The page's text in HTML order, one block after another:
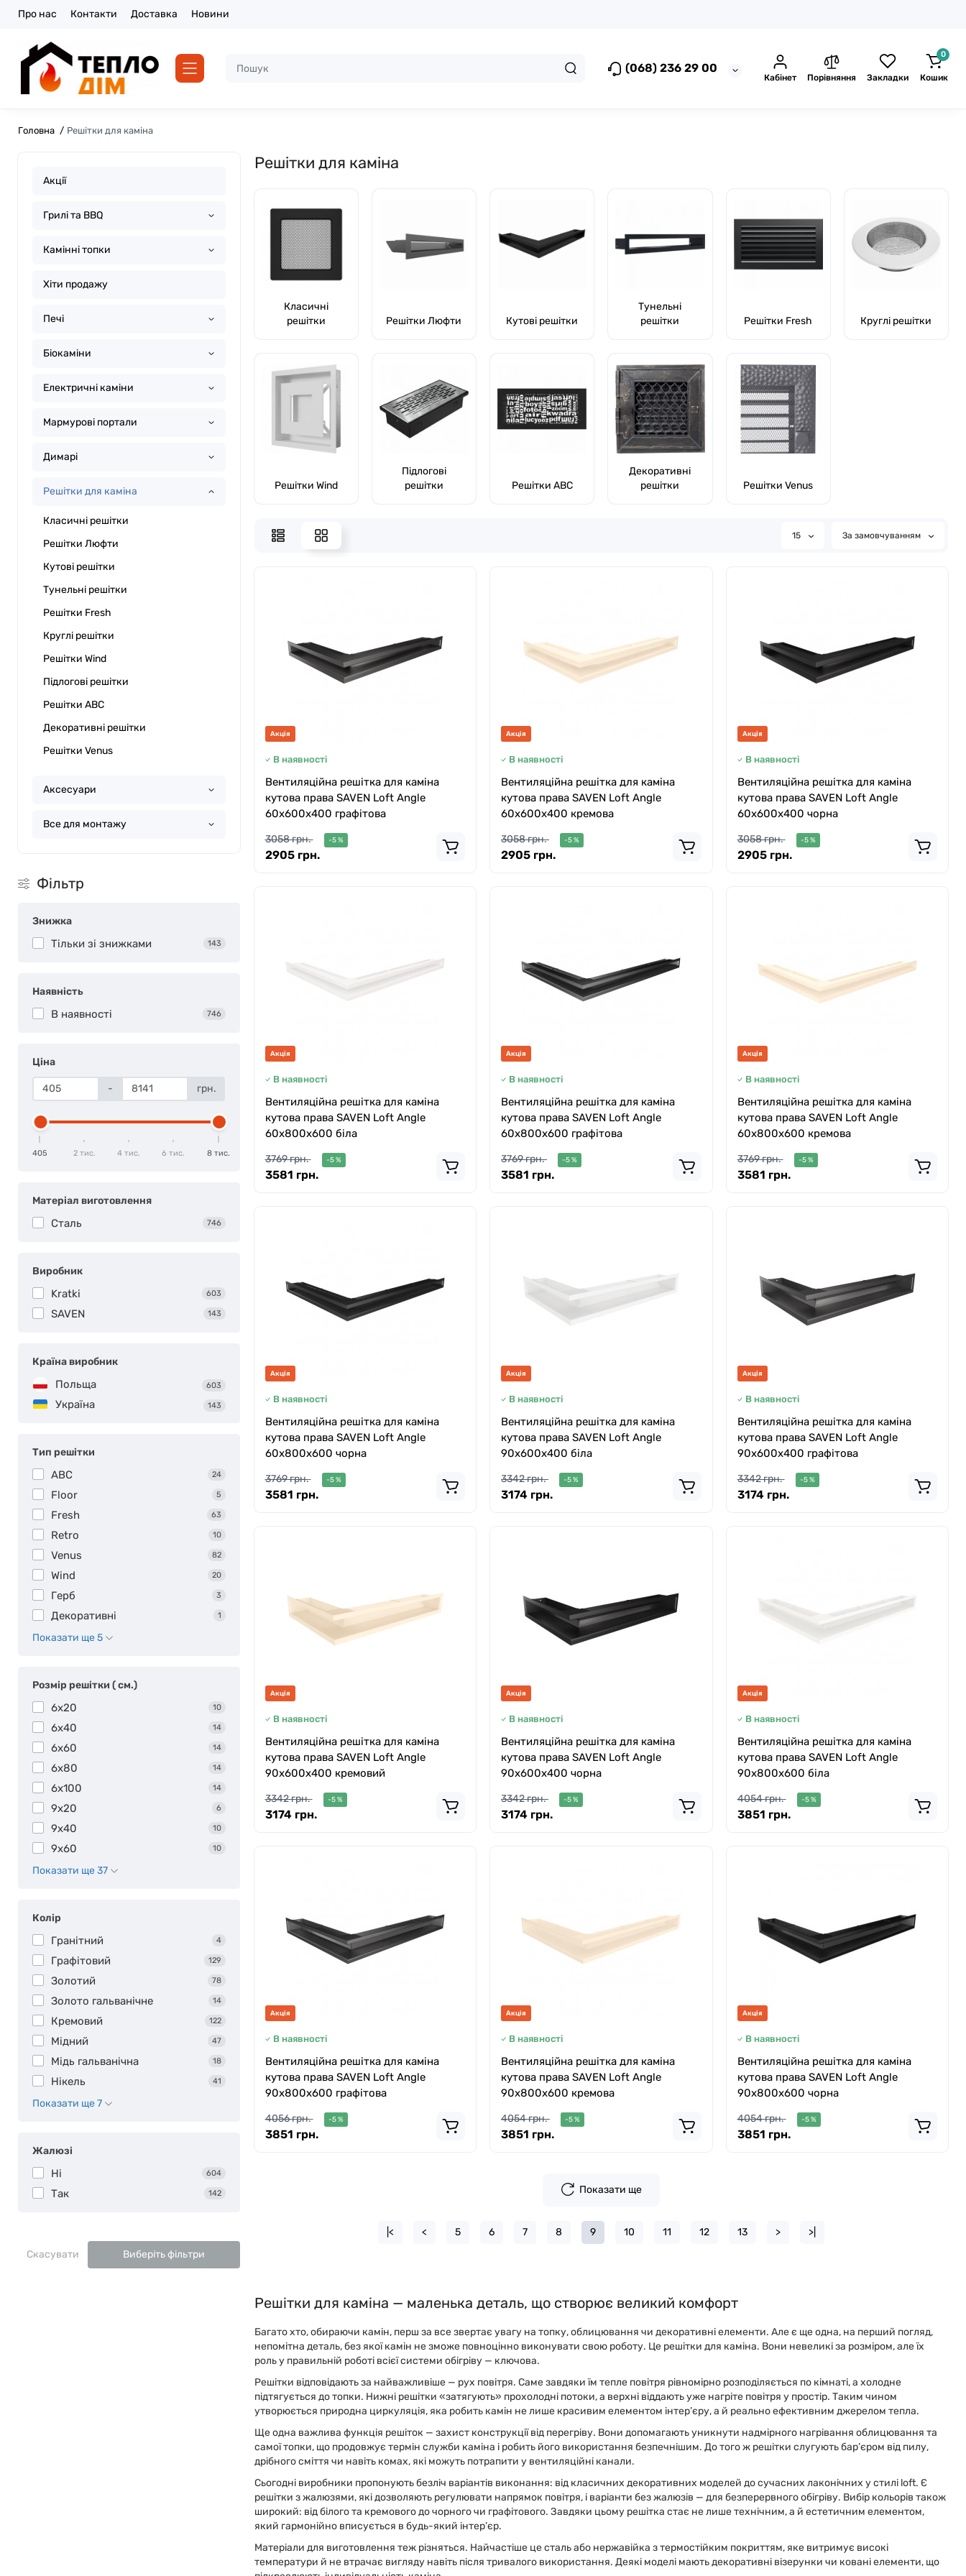
Про нас Контакти Доставка Новини
(068) 236 29 00
Кабінет Порівняння Закладки
0
Кошик
Головна Решітки для каміна
Акції
Грилі та BBQ
Камінні топки
Хіти продажу
Печі
Біокаміни
Електричні каміни
Мармурові портали
Димарі
Решітки для каміна
Класичні решітки
Решітки Люфти
Кутові решітки
Тунельні решітки
Решітки Fresh
Круглі решітки
Решітки Wind
Підлогові решітки
Решітки ABC
Декоративні решітки
Решітки Venus
Аксесуари
Все для монтажу
Фільтр
Знижка
Тільки зі знижками 143
Наявність
В наявності 746
Ціна
- грн.
405 2 тис. 4 тис. 6 тис. 8 тис.
Матеріал виготовлення
Сталь 746
Виробник
Kratki 603
SAVEN 143
Країна виробник
Польща 603
Україна 143
Тип решітки
ABC 24
Floor 5
Fresh 63
Retro 10
Venus 82
Wind 20
Герб 3
Декоративні 1
Показати ще 5
Розмір решітки ( cм.)
6x20 10
6x40 14
6x60 14
6x80 14
6x100 14
9x20 6
9x40 10
9x60 10
Показати ще 37
Колір
Гранітний 4
Графітовий 129
Золотий 78
Золото гальванічне 14
Кремовий 122
Мідний 47
Мідь гальванічна 18
Нікель 41
Показати ще 7
Жалюзі
Ні 604
Так 142
Скасувати Виберіть фільтри
Решітки для каміна
Класичні
решітки
Решітки Люфти Кутові решітки
Тунельні
решітки
Решітки Fresh Круглі решітки
Решітки Wind
Підлогові
решітки
Решітки ABC
Декоративні
решітки
Решітки Venus
15 За замовчуванням
Акція
В наявності
Вентиляційна решітка для каміна
кутова права SAVEN Loft Angle
60х600х400 графітова
3058 грн. -5 %
2905 грн.
Акція
В наявності
Вентиляційна решітка для каміна
кутова права SAVEN Loft Angle
60х600х400 кремова
3058 грн. -5 %
2905 грн.
Акція
В наявності
Вентиляційна решітка для каміна
кутова права SAVEN Loft Angle
60х600х400 чорна
3058 грн. -5 %
2905 грн.
Акція
В наявності
Вентиляційна решітка для каміна
кутова права SAVEN Loft Angle
60х800х600 біла
3769 грн. -5 %
3581 грн.
Акція
В наявності
Вентиляційна решітка для каміна
кутова права SAVEN Loft Angle
60х800х600 графітова
3769 грн. -5 %
3581 грн.
Акція
В наявності
Вентиляційна решітка для каміна
кутова права SAVEN Loft Angle
60х800х600 кремова
3769 грн. -5 %
3581 грн.
Акція
В наявності
Вентиляційна решітка для каміна
кутова права SAVEN Loft Angle
60х800х600 чорна
3769 грн. -5 %
3581 грн.
Акція
В наявності
Вентиляційна решітка для каміна
кутова права SAVEN Loft Angle
90х600х400 біла
3342 грн. -5 %
3174 грн.
Акція
В наявності
Вентиляційна решітка для каміна
кутова права SAVEN Loft Angle
90х600х400 графітова
3342 грн. -5 %
3174 грн.
Акція
В наявності
Вентиляційна решітка для каміна
кутова права SAVEN Loft Angle
90х600х400 кремовий
3342 грн. -5 %
3174 грн.
Акція
В наявності
Вентиляційна решітка для каміна
кутова права SAVEN Loft Angle
90х600х400 чорна
3342 грн. -5 %
3174 грн.
Акція
В наявності
Вентиляційна решітка для каміна
кутова права SAVEN Loft Angle
90х800х600 біла
4054 грн. -5 %
3851 грн.
Акція
В наявності
Вентиляційна решітка для каміна
кутова права SAVEN Loft Angle
90х800х600 графітова
4056 грн. -5 %
3851 грн.
Акція
В наявності
Вентиляційна решітка для каміна
кутова права SAVEN Loft Angle
90х800х600 кремова
4054 грн. -5 %
3851 грн.
Акція
В наявності
Вентиляційна решітка для каміна
кутова права SAVEN Loft Angle
90х800х600 чорна
4054 грн. -5 %
3851 грн.
Показати ще
|< < 5 6 7 8 9 10 11 12 13 > >|
Решітки для каміна — маленька деталь, що створює великий комфорт
Багато хто, обираючи камін, перш за все звертає увагу на топку, облицювання чи декоративні елементи. Але є ще одна, на перший погляд,
непомітна деталь, без якої камін не зможе повноцінно виконувати свою роботу. Це решітки для каміна. Вони невеликі за розміром, але їх
роль у правильній роботі всієї системи обігріву — ключова.
Решітки відповідають за найважливіше — рух повітря. Саме завдяки їм тепле повітря рівномірно розподіляється по кімнаті, а холодне
підтягується до топки. Нижні решітки «затягують» прохолодні потоки, а верхні віддають уже нагріте повітря у простір. Таким чином
утворюється природна циркуляція, яка робить камін не лише красивим елементом інтер’єру, а й реально ефективним джерелом тепла.
Ще одна важлива функція решіток — захист конструкції від перегріву. Вони допомагають уникнути надмірного нагрівання облицювання та
самої топки, що продовжує термін служби каміна і робить його використання безпечнішим. До того ж решітки слугують бар’єром від пилу,
дрібного сміття чи навіть комах, які можуть потрапити у вентиляційні канали.
Сьогодні виробники пропонують безліч варіантів виконання: від класичних декоративних моделей до сучасних лаконічних у стилі loft. Є
решітки з жалюзями, які дозволяють регулювати напрямок повітря, і варіанти без жалюзів — для безперервного обігріву. Вибір кольорів також
широкий: від білого та кремового до чорного чи графітового. Завдяки цьому решітка стає не лише технічним, а й естетичним елементом,
який гармонійно вписується в будь-який інтер’єр.
Матеріали для виготовлення теж різняться. Найчастіше це сталь або нержавійка з термостійким покриттям, яке витримує високі
температури й не втрачає вигляду навіть після тривалого використання. Деякі моделі мають декоративні візерунки чи ковані елементи, що